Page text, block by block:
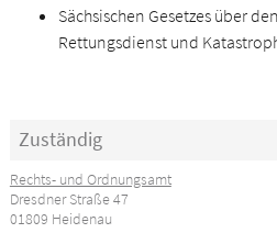
Sächsischen Gesetzes über
Rettungsdienst und
Zuständig
Rechts- und Ordnungsamt
Dresdner Straße 47
01809 Heidenau